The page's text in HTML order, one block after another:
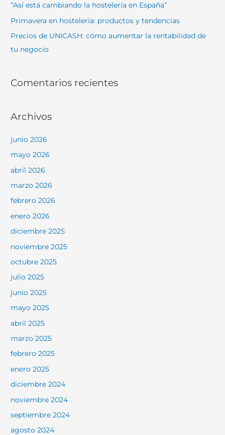
r
:
“Así está cambiando la hostelería en España”
Primavera en hostelería: productos y tendencias
Precios de UNICASH: cómo aumentar la rentabilidad de
tu negocio
Comentarios recientes
Archivos
junio 2026
mayo 2026
abril 2026
marzo 2026
febrero 2026
enero 2026
diciembre 2025
noviembre 2025
octubre 2025
julio 2025
junio 2025
mayo 2025
abril 2025
marzo 2025
febrero 2025
enero 2025
diciembre 2024
noviembre 2024
septiembre 2024
agosto 2024